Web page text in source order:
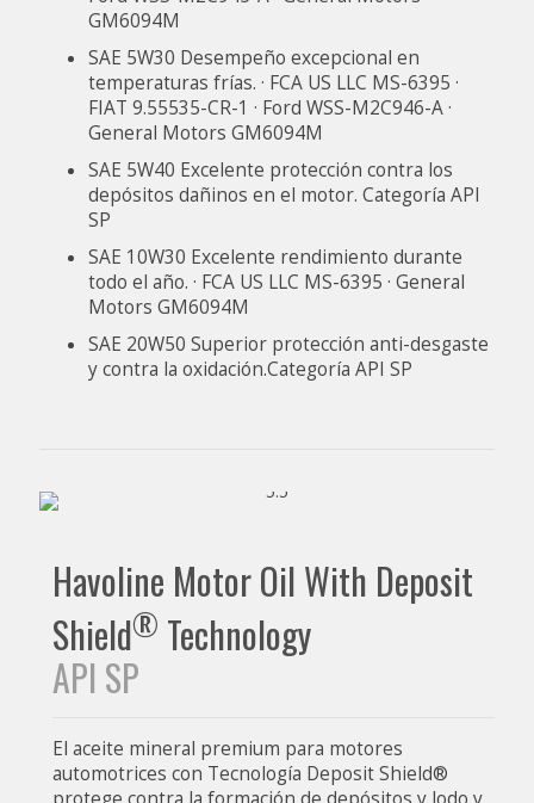
GM6094M
SAE 5W30 Desempeño excepcional en
temperaturas frías. · FCA US LLC MS-6395 ·
FIAT 9.55535-CR-1 · Ford WSS-M2C946-A ·
General Motors GM6094M
SAE 5W40 Excelente protección contra los
depósitos dañinos en el motor. Categoría API
SP
SAE 10W30 Excelente rendimiento durante
todo el año. · FCA US LLC MS-6395 · General
Motors GM6094M
SAE 20W50 Superior protección anti-desgaste
y contra la oxidación.Categoría API SP
Havoline Motor Oil With Deposit
Shield® Technology
API SP
El aceite mineral premium para motores
automotrices con Tecnología Deposit Shield®